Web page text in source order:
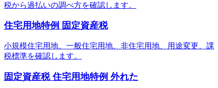
税から過払いの調べ方を確認します。
住宅用地特例 固定資産税
小規模住宅用地、一般住宅用地、非住宅用地、用途変更、課
税標準を確認します。
固定資産税 住宅用地特例 外れた